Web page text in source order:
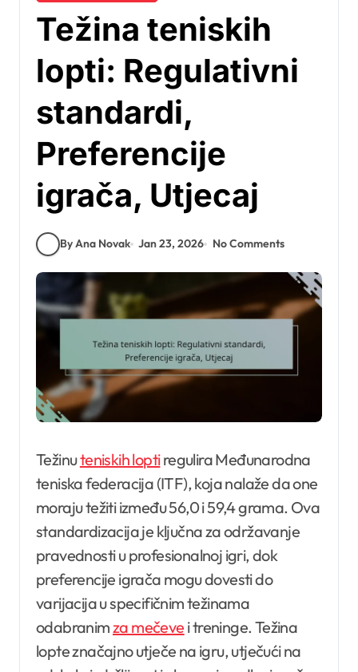
Težina teniskih
lopti: Regulativni
standardi,
Preferencije
igrača, Utjecaj
By Ana Novak Jan 23, 2026 No Comments
Težinuteniskih loptiregulira Međunarodna
teniska federacija (ITF), koja nalaže da one
moraju težiti između 56,0 i 59,4 grama. Ova
standardizacija je ključna za održavanje
pravednosti u profesionalnoj igri, dok
preferencije igrača mogu dovesti do
varijacija u specifičnim težinama
odabranimza mečeve i treninge. Težina
lopte značajno utječe na igru, utječući na